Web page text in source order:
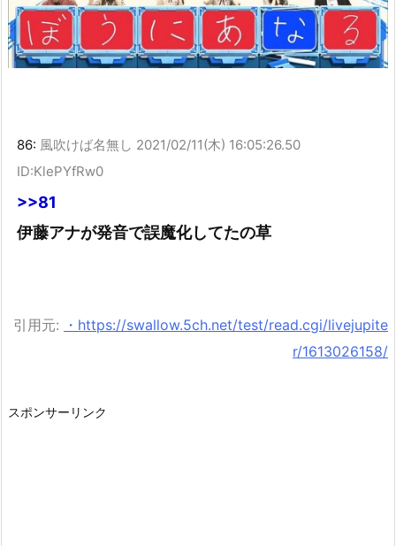
86: 風吹けば名無し 2021/02/11(木) 16:05:26.50
ID:KlePYfRw0
>>81
伊藤アナが発音で誤魔化してたの草
引用元:
・https://swallow.5ch.net/test/read.cgi/livejupite
r/1613026158/
スポンサーリンク